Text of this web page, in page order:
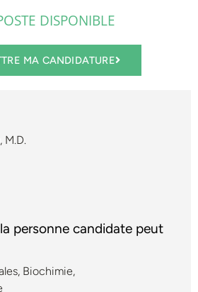
DISPONIBLE
MA CANDIDATURE
M.D.
personne candidate peut
, Biochimie,